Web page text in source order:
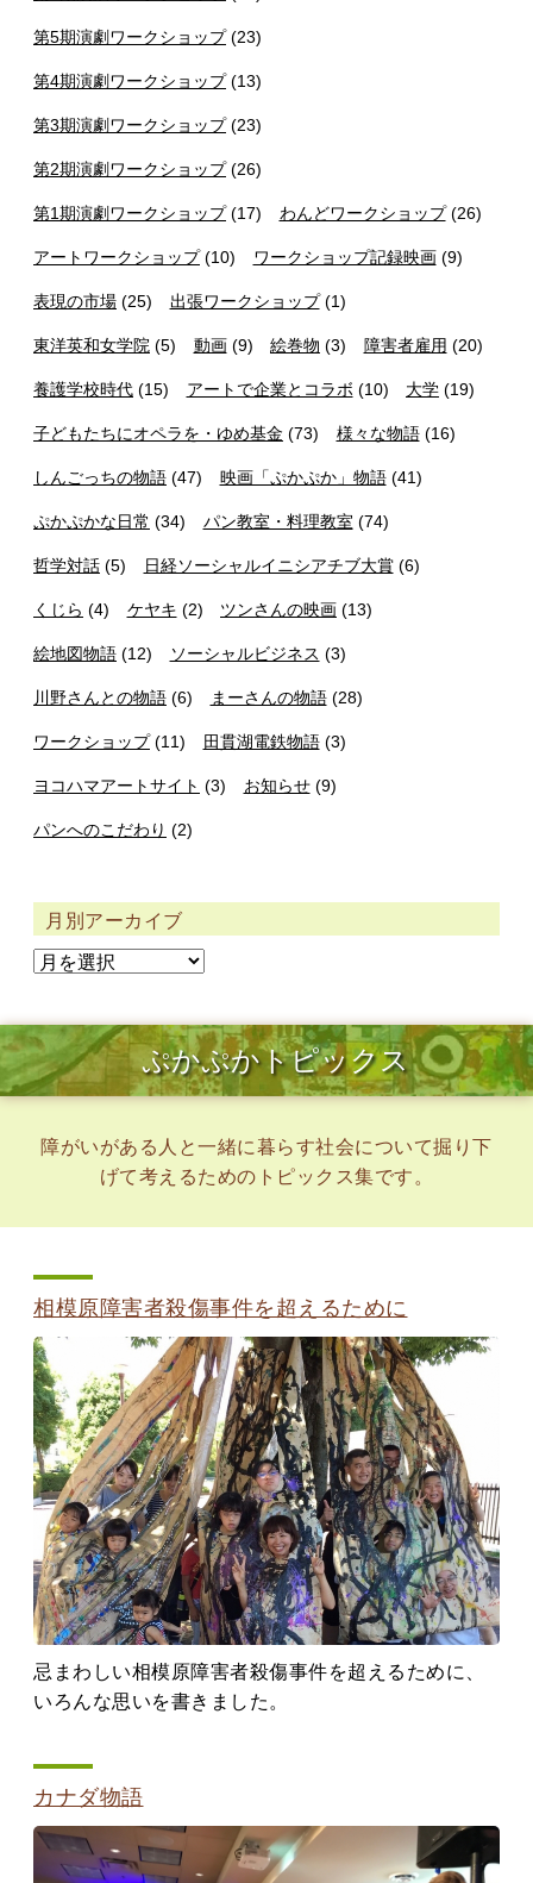
第5期演劇ワークショップ(23)
第4期演劇ワークショップ(13)
第3期演劇ワークショップ(23)
第2期演劇ワークショップ(26)
第1期演劇ワークショップ(17) わんどワークショップ(26)
アートワークショップ(10) ワークショップ記録映画(9)
表現の市場 (25) 出張ワークショップ(1)
東洋英和女学院 (5) 動画(9) 絵巻物 (3) 障害者雇用 (20)
養護学校時代 (15) アートで企業とコラボ (10) 大学 (19)
子どもたちにオペラを・ゆめ基金 (73) 様々な物語(16)
しんごっちの物語 (47) 映画「ぷかぷか」物語(41)
ぷかぷかな日常 (34) パン教室・料理教室 (74)
哲学対話 (5) 日経ソーシャルイニシアチブ大賞(6)
くじら (4) ケヤキ (2) ツンさんの映画 (13)
絵地図物語 (12) ソーシャルビジネス (3)
川野さんとの物語 (6) まーさんの物語(28)
ワークショップ(11) 田貫湖電鉄物語(3)
ヨコハマアートサイト (3) お知らせ(9)
パンへのこだわり (2)
月別アーカイブ
ぷかぷかトピックス
障がいがある人と一緒に暮らす社会について掘り下
げて考えるためのトピックス集です。
相模原障害者殺傷事件を超えるために
忌まわしい相模原障害者殺傷事件を超えるために、
いろんな思いを書きました。
カナダ物語